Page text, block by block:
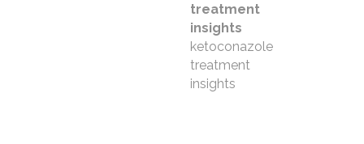
treatment
insights
ketoconazole
treatment
insights